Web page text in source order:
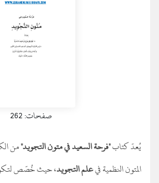
صفحات: 262
يُعدّ كتاب"فرحة السعيد في متون التجويد"من
المتون النظمية فيعلم التجويد، حيث خُصّص